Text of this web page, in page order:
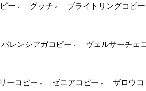
ー グッチ ブライトリングコピー
バレンシアガコピー ヴェルサーチェ
ーコピー ゼニアコピー ザロウコ